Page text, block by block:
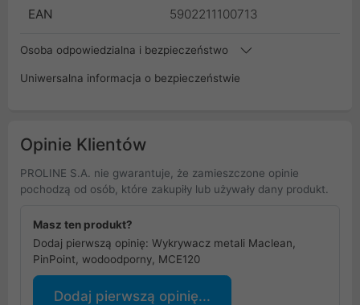
EAN 5902211100713
Osoba odpowiedzialna i bezpieczeństwo
Uniwersalna informacja o bezpieczeństwie
Opinie Klientów
PROLINE S.A. nie gwarantuje, że zamieszczone opinie
pochodzą od osób, które zakupiły lub używały dany produkt.
Masz ten produkt?
Dodaj pierwszą opinię: Wykrywacz metali Maclean,
PinPoint, wodoodporny, MCE120
Dodaj pierwszą opinię...